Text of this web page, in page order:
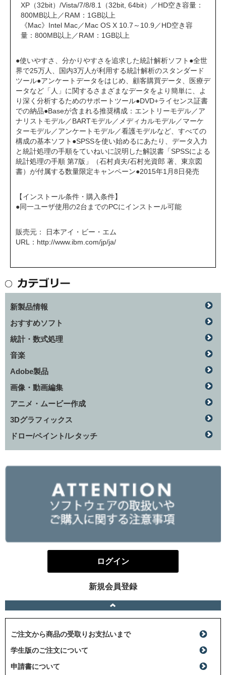
XP（32bit）/Vista/7/8/8.1（32bit, 64bit）／HD空き容量：
800MB以上／RAM：1GB以上
《Mac》Intel Mac／Mac OS X 10.7～10.9／HD空き容
量：800MB以上／RAM：1GB以上
●使いやすさ、分かりやすさを追求した統計解析ソフト●全世
界で25万人、国内3万人が利用する統計解析のスタンダード
ツール●アンケートデータをはじめ、顧客購買データ、医療デ
ータなど「人」に関するさまざまなデータをより簡単に、よ
り深く分析するためのサポートツール●DVD+ライセンス証書
での納品●Baseが含まれる推奨構成：エントリーモデル／ア
ナリストモデル／BARTモデル／メディカルモデル／マーケ
ターモデル／アンケートモデル／看護モデルなど、すべての
構成の基本ソフト●SPSSを使い始めるにあたり、データ入力
と統計処理の手順をていねいに説明した解説書「SPSSによる
統計処理の手順 第7版」（石村貞夫/石村光資郎 著、東京図
書）が付属する数量限定キャンペーン●2015年1月8日発売
【インストール条件・購入条件】
●同一ユーザ使用の2台までのPCにインストール可能
販売元： 日本アイ・ビー・エム
URL： http://www.ibm.com/jp/ja/
新製品情報
おすすめソフト
統計・数式処理
音楽
Adobe製品
画像・動画編集
アニメ・ムービー作成
3Dグラフィックス
ドロー/ペイント/レタッチ
ログイン
新規会員登録
ご注文から商品の受取りお支払いまで
学生版のご注文について
申請書について